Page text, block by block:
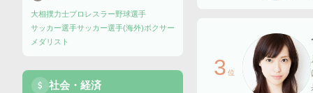
大相撲力士プロレスラー野球選手
サッカー選手サッカー選手(海外)ボクサー
メダリスト
社会・経済
3 位